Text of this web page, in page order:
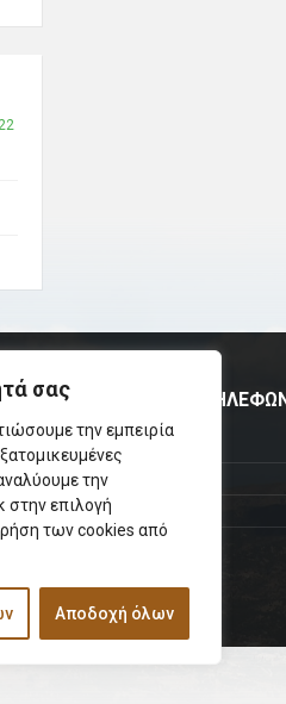
σας
την εμπειρία
την
στην επιλογή
των cookies από
Αποδοχή όλων
ΧΡΗΣΙΜΑ
Τηλεφωνικό Κέντρο
Δήμαρχος
Φαξ